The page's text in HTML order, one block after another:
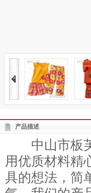
产品描述
中山市板芙
用优质材料精
具的想法，简